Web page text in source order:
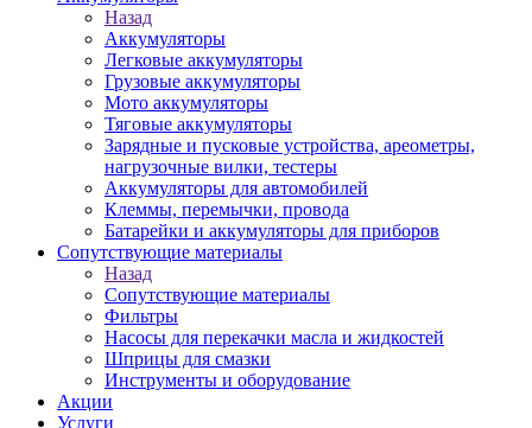
Назад
Аккумуляторы
Легковые аккумуляторы
Грузовые аккумуляторы
Мото аккумуляторы
Тяговые аккумуляторы
Зарядные и пусковые устройства, ареометры,
нагрузочные вилки, тестеры
Аккумуляторы для автомобилей
Клеммы, перемычки, провода
Батарейки и аккумуляторы для приборов
Сопутствующие материалы
Назад
Сопутствующие материалы
Фильтры
Насосы для перекачки масла и жидкостей
Шприцы для смазки
Инструменты и оборудование
Акции
Услуги